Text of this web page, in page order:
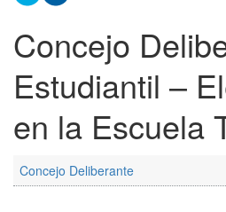
Concejo
Estudiantil –
en la Escuela
Concejo Deliberante